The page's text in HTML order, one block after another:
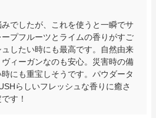
でしたが、これを使うと一瞬でサ
プフルーツとライムの香りがすご
したい時にも最高です。自然由来
ィーガンなのも安心。災害時の備
にも重宝しそうです。パウダータ
らしいフレッシュな香りに癒さ
す！